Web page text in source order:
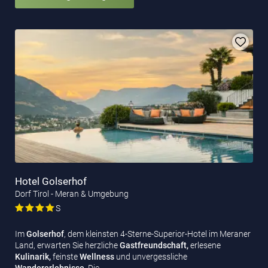
Hotel Golserhof
Dorf Tirol - Meran & Umgebung
S
ImGolserhof, dem kleinsten 4-Sterne-Superior-Hotel im Meraner
Land, erwarten Sie herzlicheGastfreundschaft,erlesene
Kulinarik,feinsteWellness und unvergessliche